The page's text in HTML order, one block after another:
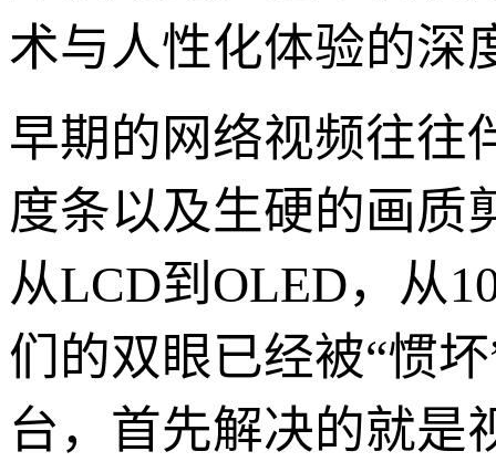
术与人性化体验的深
早期的网络视频往往
度条以及生硬的画
从LCD到OLED，从
们的双眼已经被“惯
台，首先解决的就是